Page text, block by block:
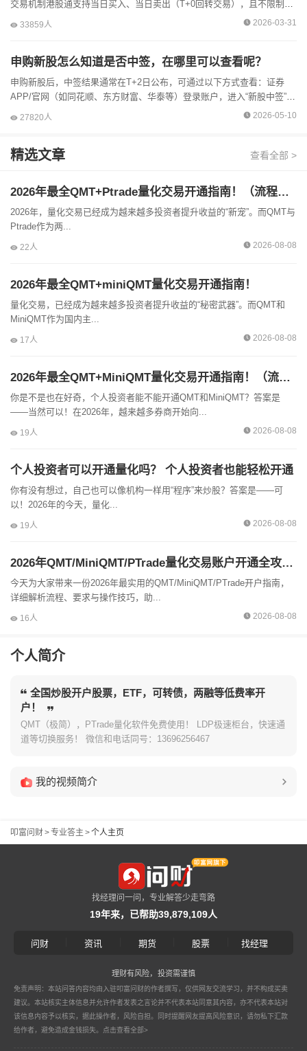
交易机制港股通支持当日买入、当日卖出（T+0回转交易），且不限制交
易次数。例如，早盘买入美团（03690.HK），下...
33859人 2026-03-31
申购新股怎么知道是否中签，在哪里可以查看呢？
申购新股后，中签结果通常在T+2日公布，可通过以下方式查看：证券
APP/官网（如同花顺、东方财富、华泰等）登录账户，进入“新股中签”或
“持仓”栏目查看。短信通知：券商一般会发送中签短信...
27820人 2026-05-10
精选文章 查看全部 >
2026年最全QMT+Ptrade量化交易开通指南！（流程详解）
2026年，量化交易已经成为越来越多投资者提升收益的“新宠”。而QMT与
Ptrade作为两...
22人 2026-08-08
2026年最全QMT+miniQMT量化交易开通指南！
量化交易，已经成为越来越多投资者提升收益的“秘密武器”。而QMT和
MiniQMT作为国内主...
17人 2026-08-08
2026年最全QMT+MiniQMT量化交易开通指南！（流程详解）
你是不是也在好奇，个人投资者能不能开通QMT和MiniQMT？答案是
——当然可以！在2026年，越来越多券商开始向...
19人 2026-08-08
个人投资者可以开通量化吗？ 个人投资者也能轻松开通
你有没有想过，自己也可以像机构一样用“程序”来炒股？答案是——可
以！2026年的今天，量化...
19人 2026-08-08
2026年QMT/MiniQMT/PTrade量化交易账户开通全攻略！
今天为大家带来一份2026年最实用的QMT/MiniQMT/PTrade开户指南，
详细解析流程、要求与操作技巧，助...
16人 2026-08-08
个人简介
全国炒股开户股票，ETF，可转债，两融等低费率开
户！
QMT（极简），PTrade量化软件免费使用！ LDP极速柜台，快速通
道等切换服务！ 微信和电话同号：13696256467
我的视频简介
叩富问财>专业答主 >个人主页
找经理问一问，专业解答少走弯路
19年来，已帮助39,879,109人
问财 资讯 期货 股票 找经理
理财有风险，投资需谨慎
免责声明：本站问答内容均由入驻叩富问财的作者撰写，仅供网友交流学习，并不构成买卖
建议。本站核实主体信息并允许作者发表之言论并不代表本站同意其内容，亦不代表本站对
该信息内容予以核实，据此操作者，风险自担。同时提醒网友提高风险意识，请勿私下汇款
给作者，避免造成金钱损失。 点击查看全部>